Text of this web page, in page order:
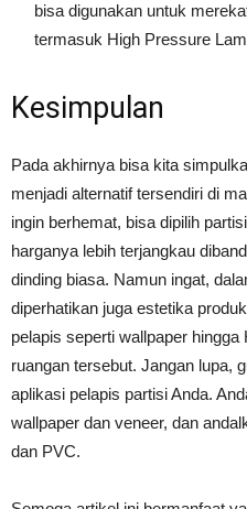
bisa digunakan untuk
termasuk High Pressure
Kesimpulan
Pada akhirnya bisa kita
menjadi alternatif tersendiri di
ingin berhemat, bisa dipilih
harganya lebih terjangkau
dinding biasa. Namun ingat,
diperhatikan juga estetika
pelapis seperti wallpaper
ruangan tersebut. Jangan lupa,
aplikasi pelapis partisi Anda.
wallpaper dan veneer, dan
dan PVC.